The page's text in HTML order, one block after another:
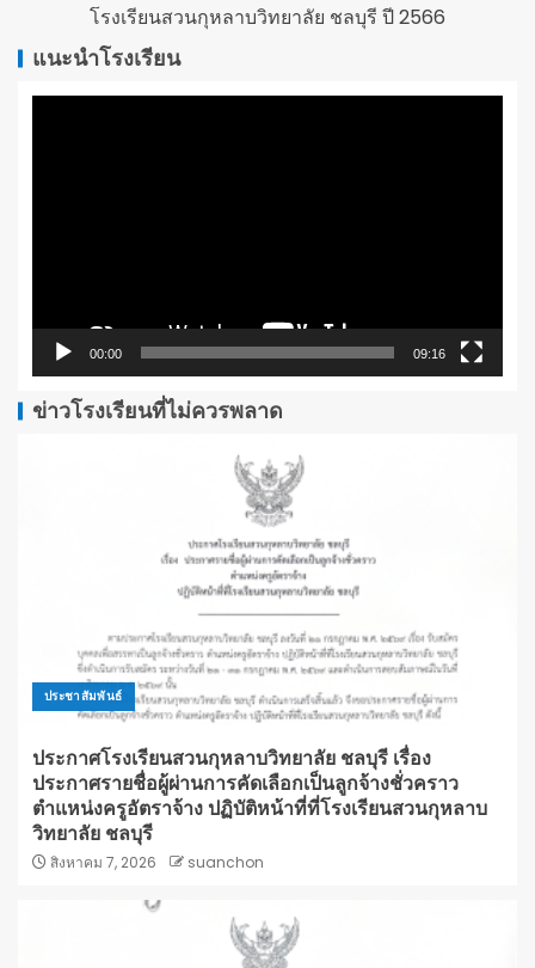
โรงเรียนสวนกุหลาบวิทยาลัย ชลบุรี ปี 2566
แนะนำโรงเรียน
00:00 09:16
ข่าวโรงเรียนที่ไม่ควรพลาด
ประชาสัมพันธ์
ประกาศโรงเรียนสวนกุหลาบวิทยาลัย ชลบุรี เรื่อง
ประกาศรายชื่อผู้ผ่านการคัดเลือกเป็นลูกจ้างชั่วคราว
ตำแหน่งครูอัตราจ้าง ปฏิบัติหน้าที่ที่โรงเรียนสวนกุหลาบ
วิทยาลัย ชลบุรี
สิงหาคม 7, 2026 suanchon